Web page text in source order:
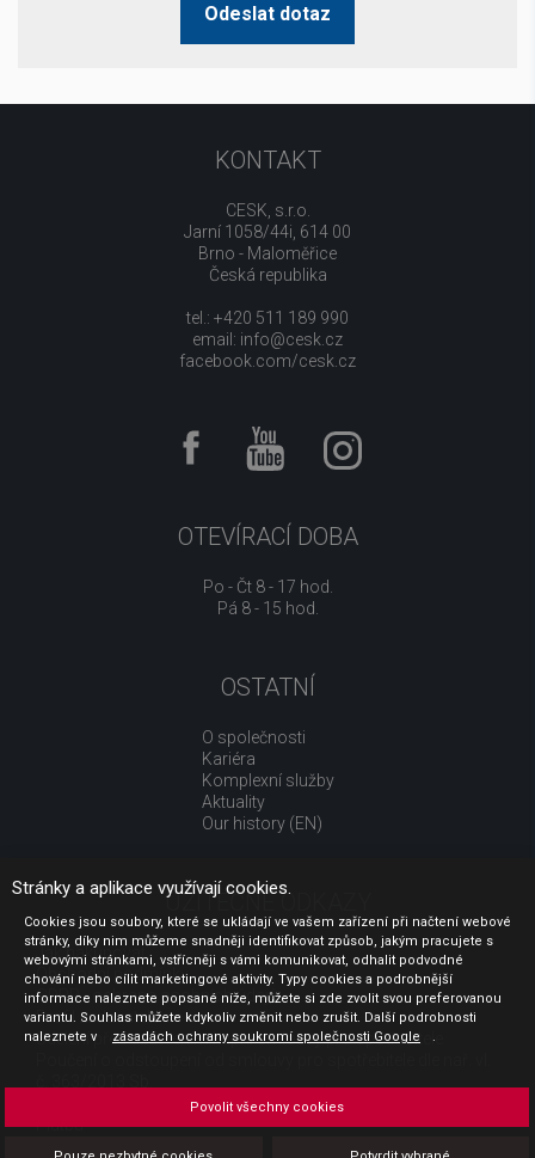
Odeslat dotaz
KONTAKT
CESK, s.r.o.
Jarní 1058/44i, 614 00
Brno - Maloměřice
Česká republika
tel.: +420 511 189 990
email: info@cesk.cz
facebook.com/cesk.cz
OTEVÍRACÍ DOBA
Po - Čt 8 - 17 hod.
Pá 8 - 15 hod.
OSTATNÍ
O společnosti
Kariéra
Komplexní služby
Aktuality
Our history (EN)
UŽITEČNÉ ODKAZY
Jak nakupovat
Obchodní podmínky
GDPR - ochrana osobních údajů
Profil zadavatele
Sdělení před uzavřením kupní smlouvy pro spotřebitele
Platba
Stránky a aplikace využívají cookies.
Cookies jsou soubory, které se ukládají ve vašem zařízení při načtení webové
stránky, díky nim můžeme snadněji identifikovat způsob, jakým pracujete s
webovými stránkami, vstřícněji s vámi komunikovat, odhalit podvodné
chování nebo cílit marketingové aktivity. Typy cookies a podrobnější
informace naleznete popsané níže, můžete si zde zvolit svou preferovanou
variantu. Souhlas můžete kdykoliv změnit nebo zrušit. Další podrobnosti
naleznete v
zásadách ochrany soukromí společnosti Google .
Povolit všechny cookies